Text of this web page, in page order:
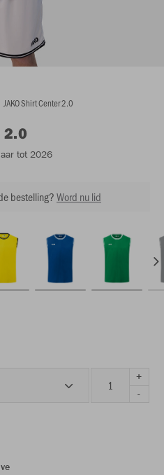
JAKO Shirt Center 2.0
tot 2026
bestelling?Word nu lid
+
-